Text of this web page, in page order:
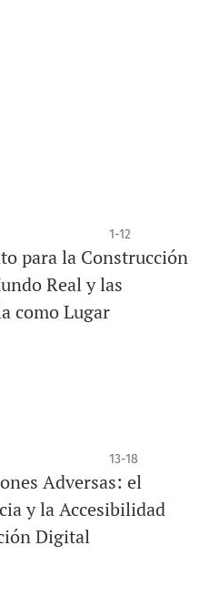
1-12
para la Construcción
Real y las
como Lugar
13-18
Adversas: el
y la Accesibilidad
Digital